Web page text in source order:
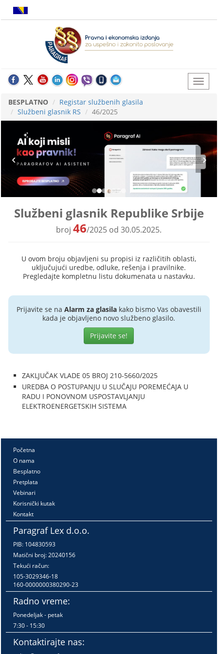
BESPLATNO
Registar službenih glasila
Službeni glasnik RS
46/2025
Službeni glasnik Republike Srbije
broj46/2025 od 30.05.2025.
U ovom broju objavljeni su propisi iz različitih oblasti,
uključujući uredbe, odluke, rešenja i pravilnike.
Pregledajte kompletnu listu dokumenata u nastavku.
Prijavite se na Alarm za glasilakako bismo Vas obavestili
kada je objavljeno novo službeno glasilo.
Prijavite se!
ZAKLJUČAK VLADE 05 BROJ 210-5660/2025
UREDBA O POSTUPANJU U SLUČAJU POREMEĆAJA U
RADU I PONOVNOM USPOSTAVLJANJU
ELEKTROENERGETSKIH SISTEMA
Početna
O nama
Besplatno
Pretplata
Vebinari
Korisnički kutak
Kontakt
Paragraf Lex d.o.o.
PIB: 104830593
Matični broj: 20240156
Tekući račun:
105-3029346-18
160-0000000380290-23
Radno vreme:
Ponedeljak - petak
7:30 - 15:30
Kontaktirajte nas: